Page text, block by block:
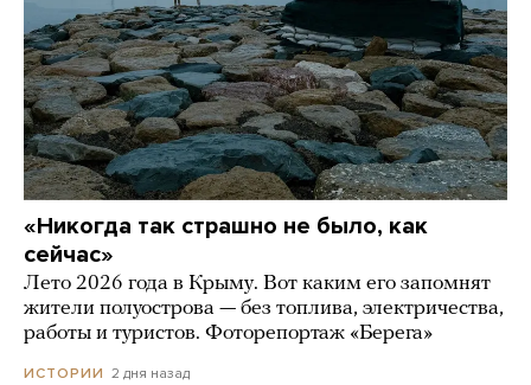
«Никогда так страшно не было, как
сейчас»
Лето 2026 года в Крыму. Вот каким его запомнят
жители полуострова — без топлива, электричества,
работы и туристов. Фоторепортаж «Берега»
ИСТОРИИ 2 дня назад